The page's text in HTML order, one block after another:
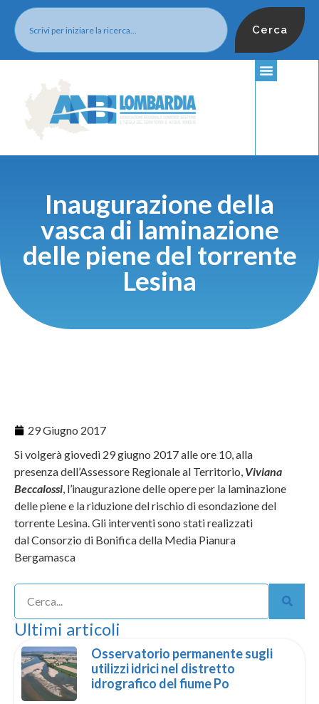
Cerca
Inaugurazione della
vasca di laminazione
delle piene del torrente
Lesina
29 Giugno 2017
Si volgerà giovedì 29 giugno 2017 alle ore 10, alla
presenza dell’Assessore Regionale al Territorio, Viviana
Beccalossi, l’inaugurazione delle opere per la laminazione
delle piene e la riduzione del rischio di esondazione del
torrente Lesina. Gli interventi sono stati realizzati
dalConsorzio di Bonifica della Media Pianura
Bergamasca
Ultimi articoli
Osservatorio permanente sugli
utilizzi idrici nel distretto
idrografico del fiume Po